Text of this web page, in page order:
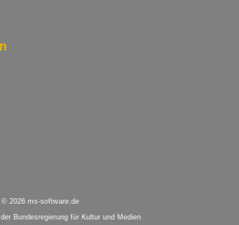
© 2026 ms-software.de
Bundesregierung für Kultur und Medien